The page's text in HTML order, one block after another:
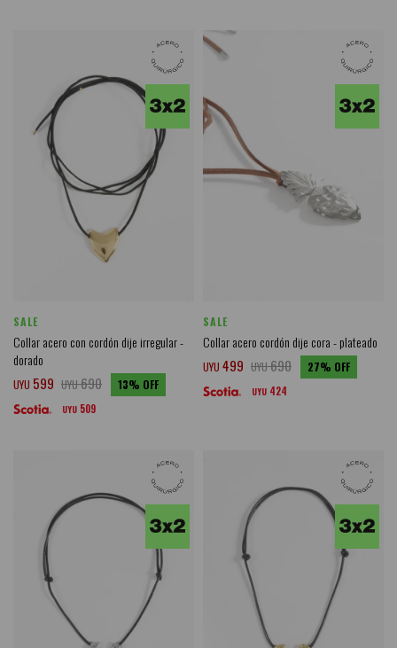
SALE
Collar acero con cordón dije irregular -
dorado
UYU 599 UYU690 13
UYU 509
SALE
Collar acero cordón dije cora - plateado
UYU 499 UYU690 27
UYU 424